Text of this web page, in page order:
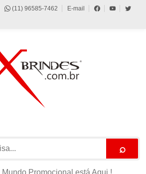
(11) 96585-7462 E-mail
⌕
Promocional está Aqui !